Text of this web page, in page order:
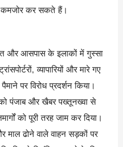
कर सकते हैं।
और आसपास के इलाकों में गुस्सा
व्यापारियों और मारे गए
पर विरोध प्रदर्शन किया।
को पंजाब और खैबर पख्तूनख्वा से
को पूरी तरह जाम कर दिया।
माल ढोने वाले वाहन सड़कों पर